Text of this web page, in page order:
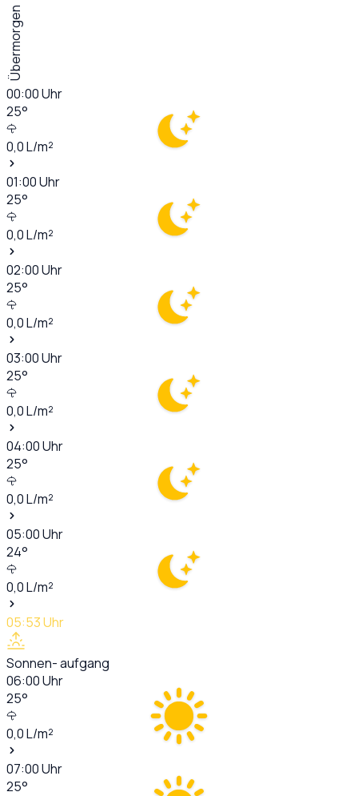
Übermorgen
00:00Uhr
25°
0,0L/m²
01:00Uhr
25°
0,0L/m²
02:00Uhr
25°
0,0L/m²
03:00Uhr
25°
0,0L/m²
04:00Uhr
25°
0,0L/m²
05:00Uhr
24°
0,0L/m²
05:53Uhr
Sonnen- aufgang
06:00Uhr
25°
0,0L/m²
07:00Uhr
25°